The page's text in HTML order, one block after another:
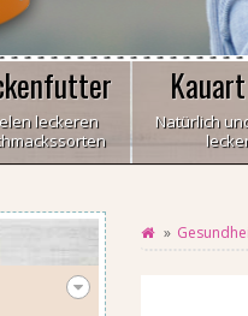
leckeren
Natürlich